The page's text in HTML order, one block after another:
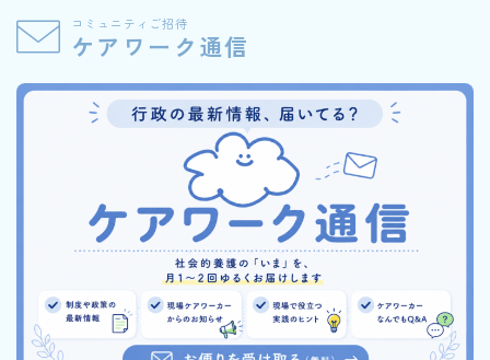
コミュニティご招待
ケアワーク通信